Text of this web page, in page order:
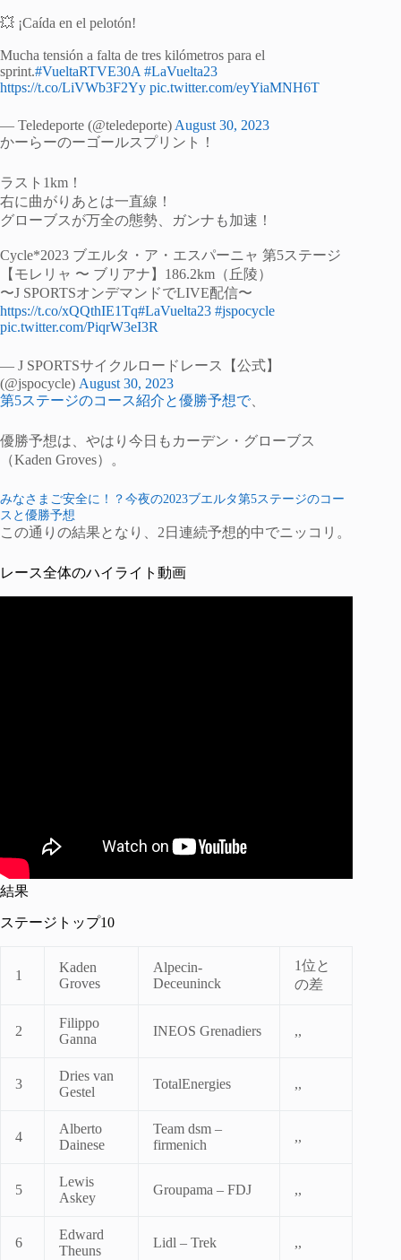
💥 ¡Caída en el pelotón!
Mucha tensión a falta de tres kilómetros para el
sprint.#VueltaRTVE30A #LaVuelta23
https://t.co/LiVWb3F2Yy pic.twitter.com/eyYiaMNH6T
— Teledeporte (@teledeporte) August 30, 2023
かーらーのーゴールスプリント！
ラスト1km！
右に曲がりあとは一直線！
グローブスが万全の態勢、ガンナも加速！
Cycle*2023 ブエルタ・ア・エスパーニャ 第5ステージ
【モレリャ 〜 ブリアナ】186.2km（丘陵）
〜J SPORTSオンデマンドでLIVE配信〜
https://t.co/xQQthIE1Tq#LaVuelta23 #jspocycle
pic.twitter.com/PiqrW3eI3R
— J SPORTSサイクルロードレース【公式】
(@jspocycle) August 30, 2023
第5ステージのコース紹介と優勝予想で、
優勝予想は、やはり今日もカーデン・グローブス
（Kaden Groves）。
みなさまご安全に！？今夜の2023ブエルタ第5ステージのコー
スと優勝予想
この通りの結果となり、2日連続予想的中でニッコリ。
レース全体のハイライト動画
結果
ステージトップ10
1
Kaden
Groves
Alpecin-
Deceuninck
1位と
の差
2
Filippo
Ganna
INEOS Grenadiers ,,
3
Dries van
Gestel
TotalEnergies ,,
4
Alberto
Dainese
Team dsm –
firmenich
,,
5
Lewis
Askey
Groupama – FDJ ,,
6
Edward
Theuns
Lidl – Trek ,,